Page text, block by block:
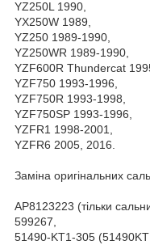
YZ250L 1990,
YX250W 1989,
YZ250 1989-1990,
YZ250WR 1989-1990,
YZF600R Thundercat
YZF750 1993-1996,
YZF750R 1993-1998,
YZF750SP 1993-1996,
YZFR1 1998-2001,
YZFR6 2005, 2016.
Заміна оригінальних
AP8123223 (тільки
599267,
51490-KT1-305